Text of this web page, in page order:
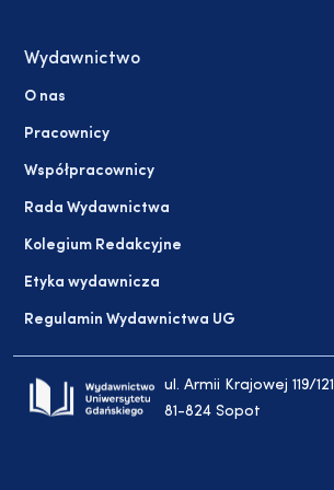
Wydawnictwo
O nas
Pracownicy
Współpracownicy
Rada Wydawnictwa
Kolegium Redakcyjne
Etyka wydawnicza
Regulamin Wydawnictwa UG
ul. Armii Krajowej 119/121
81-824 Sopot